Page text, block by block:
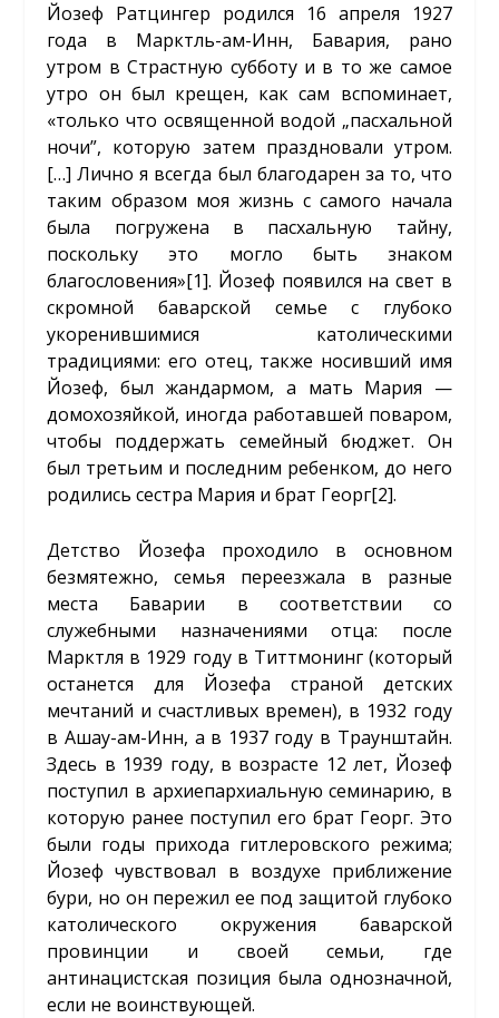
Йозеф Ратцингер родился 16 апреля 1927
года в Марктль-ам-Инн, Бавария, рано
утром в Страстную субботу и в то же самое
утро он был крещен, как сам вспоминает,
«только что освященной водой „пасхальной
ночи”, которую затем праздновали утром.
[…] Лично я всегда был благодарен за то, что
таким образом моя жизнь с самого начала
была погружена в пасхальную тайну,
поскольку это могло быть знаком
благословения»[1]. Йозеф появился на свет в
скромной баварской семье с глубоко
укоренившимися католическими
традициями: его отец, также носивший имя
Йозеф, был жандармом, а мать Мария —
домохозяйкой, иногда работавшей поваром,
чтобы поддержать семейный бюджет. Он
был третьим и последним ребенком, до него
родились сестра Мария и брат Георг[2].
Детство Йозефа проходило в основном
безмятежно, семья переезжала в разные
места Баварии в соответствии со
служебными назначениями отца: после
Марктля в 1929 году в Титтмонинг (который
останется для Йозефа страной детских
мечтаний и счастливых времен), в 1932 году
в Ашау-ам-Инн, а в 1937 году в Траунштайн.
Здесь в 1939 году, в возрасте 12 лет, Йозеф
поступил в архиепархиальную семинарию, в
которую ранее поступил его брат Георг. Это
были годы прихода гитлеровского режима;
Йозеф чувствовал в воздухе приближение
бури, но он пережил ее под защитой глубоко
католического окружения баварской
провинции и своей семьи, где
антинацистская позиция была однозначной,
если не воинствующей.